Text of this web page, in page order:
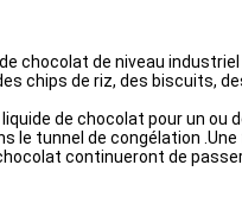
chocolat de niveau
chips de riz, des biscuits,
de chocolat pour un
le tunnel de congélation
continueront de